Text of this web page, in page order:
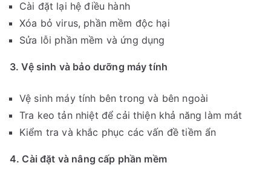
Cài đặt lại hệ điều hành
Xóa bỏ virus, phần mềm độc hại
Sửa lỗi phần mềm và ứng dụng
3. Vệ sinh và bảo dưỡng máy tính
Vệ sinh máy tính bên trong và bên ngoài
Tra keo tản nhiệt để cải thiện khả năng làm mát
Kiểm tra và khắc phục các vấn đề tiềm ẩn
4. Cài đặt và nâng cấp phần mềm